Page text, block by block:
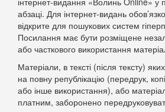
абзаці. Для інтернет-видань
відкрите для пошукових систем
Посилання має бути розміщене
або часткового використання
Матеріали, в тексті (після тексту)
на повну републікацію (передрук,
або інше використання), або
платним, заборонено